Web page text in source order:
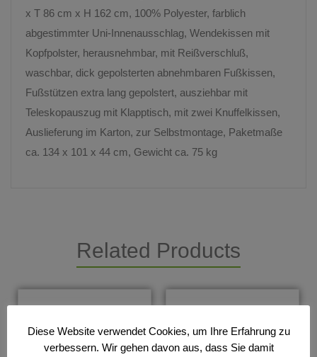
x T 86 cm x H 162 cm, 100% Polyester, farblich
abgestimmter Uni-Innenausschlag, Wendekissen mit
Kopfpolster, herausnehmbar, mit Reißverschluß,
waschbar, dick gepolsterten abnehmbaren Fußkissen,
Fußstützen extra lang gepolstert, ausziehbar mit
Teleskopauszug mit Klapptisch, mit zwei Knuffelkissen,
Auslieferung im Karton, zur Selbstmontage, Paketmaße
ca. 134 x 101 x 44 cm, Gewicht ca. 75 kg
Related Products
Diese Website verwendet Cookies, um Ihre Erfahrung zu
verbessern. Wir gehen davon aus, dass Sie damit